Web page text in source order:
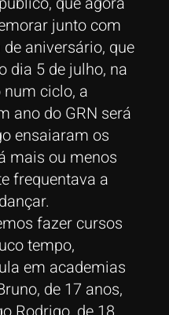
junto com
aniversário, que
dia 5 de julho, na
ciclo, a
ano do GRN será
ensaiaram os
mais ou menos
frequentava a
fazer cursos
tempo,
em academias
de 17 anos,